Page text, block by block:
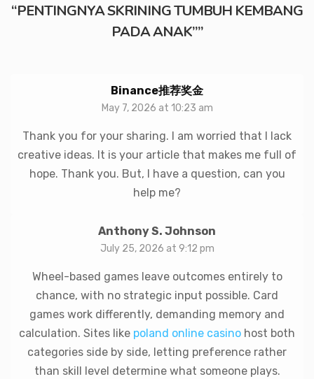
“PENTINGNYA SKRINING TUMBUH KEMBANG
PADA ANAK””
Binance推荐奖金
May 7, 2026 at 10:23 am
Thank you for your sharing. I am worried that I lack
creative ideas. It is your article that makes me full of
hope. Thank you. But, I have a question, can you
help me?
Anthony S. Johnson
July 25, 2026 at 9:12 pm
Wheel-based games leave outcomes entirely to
chance, with no strategic input possible. Card
games work differently, demanding memory and
calculation. Sites like poland online casino host both
categories side by side, letting preference rather
than skill level determine what someone plays.